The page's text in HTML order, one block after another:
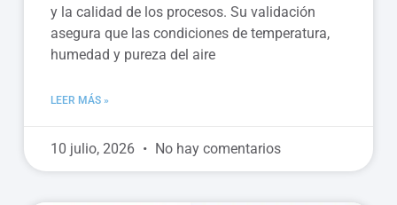
y la calidad de los procesos. Su validación
asegura que las condiciones de temperatura,
humedad y pureza del aire
LEER MÁS »
10 julio, 2026 No hay comentarios